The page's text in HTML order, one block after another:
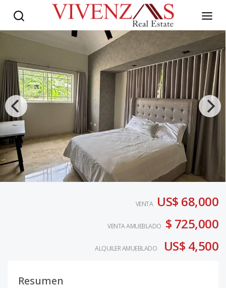
VENTA US$ 68,000
VENTA AMUEBLADO $ 725,000
ALQUILER AMUEBLADO US$ 4,500
Resumen